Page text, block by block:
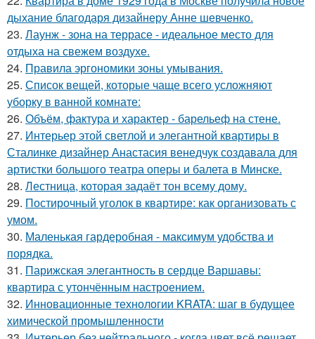
дыхание благодаря дизайнеру Анне шевченко.
23. Лаунж - зона на террасе - идеальное место для
отдыха на свежем воздухе.
24. Правила эргономики зоны умывания.
25. Список вещей, которые чаще всего усложняют
уборку в ванной комнате:
26. Объём, фактура и характер - барельеф на стене.
27. Интерьер этой светлой и элегантной квартиры в
Сталинке дизайнер Анастасия венедчук создавала для
артистки большого театра оперы и балета в Минске.
28. Лестница, которая задаёт тон всему дому.
29. Постирочный уголок в квартире: как организовать с
умом.
30. Маленькая гардеробная - максимум удобства и
порядка.
31. Парижская элегантность в сердце Варшавы:
квартира с утончённым настроением.
32. Инновационные технологии KRATA: шаг в будущее
химической промышленности